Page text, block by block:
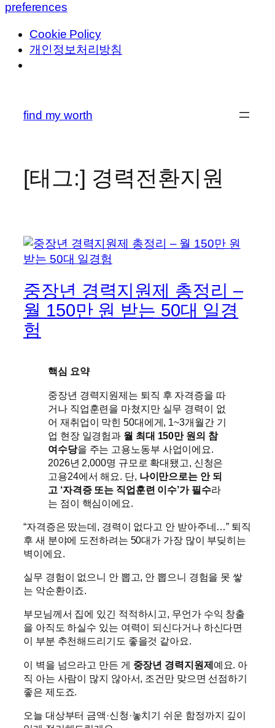
preferences
Cookie Policy
개인정보처리방침
find my worth
[태그:] 경력전환지원
중장년 경력지원제 총정리 –
월 150만 원 받는 50대 일경
험
핵심 요약
중장년 경력지원제는 퇴직 후 자격증을 따
거나 직업훈련을 마쳤지만 실무 경력이 없
어 재취업이 막힌 50대에게, 1~3개월간 기
업 현장 일경험과 월 최대 150만 원의 참
여수당을 주는 고용노동부 사업이에요.
2026년 2,000명 규모로 확대됐고, 신청은
고용24에서 해요. 단, 나이만으로는 안 되
고 ‘자격증 또는 직업훈련 이수’가 필수라
는 점이 핵심이에요.
“자격증은 땄는데, 경력이 없다고 안 받아주네…” 퇴직
후 새 분야에 도전하려는 50대가 가장 많이 부딪히는
벽이에요.
실무 경험이 없으니 안 뽑고, 안 뽑으니 경험을 못 쌓
는 악순환이죠.
부모님께서 집에 있긴 적적하시고, 무언가 수익 창출
을 아직도 하실수 있는 여력이 되신다거나 하신다면
이 부분 추천해드리기도 좋을것 같아요.
이 벽을 넘으라고 만든 게 중장년 경력지원제예요. 아
직 아는 사람이 많지 않아서, 조건만 맞으면 선점하기
좋은 제도죠.
오늘 대상부터 금액·신청·놓치기 쉬운 함정까지 깊이